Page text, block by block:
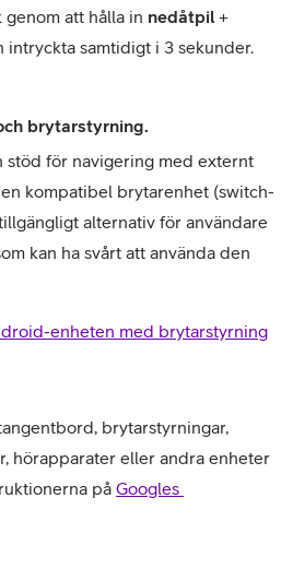
genom att hålla in nedåtpil
intryckta samtidigt i 3 sekunder.
brytarstyrning.
stöd för navigering med externt
kompatibel brytarenhet (switch-
alternativ för användare
kan ha svårt att använda den
enheten med brytarstyrning
brytarstyrningar,
hörapparater eller andra enheter
på Googles